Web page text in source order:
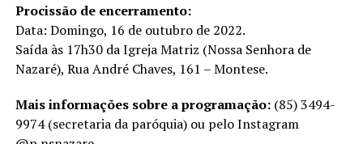
Procissão de encerramento:
Data: Domingo, 16 de outubro de 2022.
Saída às 17h30 da Igreja Matriz (Nossa Senhora de
Nazaré), Rua André Chaves, 161 – Montese.
Mais informações sobre a programação:(85) 3494-
9974 (secretaria da paróquia) ou pelo Instagram